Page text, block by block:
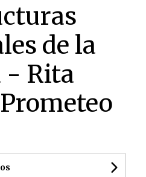
de la
- Rita